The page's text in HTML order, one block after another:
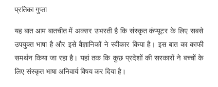
प्रतिका गुप्ता
यह बात आम बातचीत में अक्सर उभरती है कि संस्कृत कंप्यूटर के लिए सबसे
उपयुक्त भाषा है और इसे वैज्ञानिकों ने स्वीकार किया है। इस बात का काफी
समर्थन किया जा रहा है। यहां तक कि कुछ प्रदेशों की सरकारों ने बच्चों के
लिए संस्कृत भाषा अनिवार्य विषय कर दिया है।